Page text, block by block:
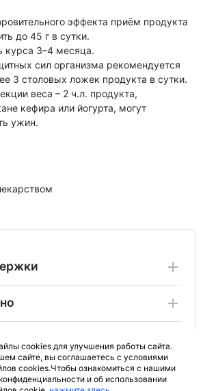
эффекта приём продукта
до 45 г в сутки.
курса 3–4 месяца.
сил организма рекомендуется
3 столовых ложек продукта в сутки.
веса – 2 ч.л. продукта,
кефира или йогурта, могут
ужин.
Не является публичной
cookies для улучшения работы сайта.
сайте, вы соглашаетесь с условиями
cookies.Чтобы ознакомиться с нашими
и об использовании